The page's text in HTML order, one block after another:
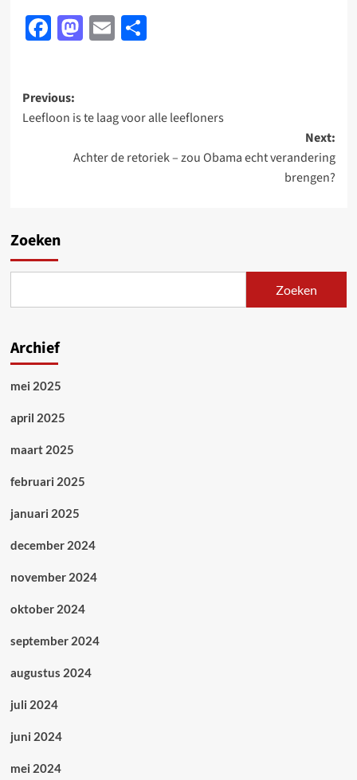
Facebook
Mastodon
EmailDelen
Post
navigation
Previous:
Leefloon is te laag voor alle leefloners
Next:
Achter de retoriek – zou Obama echt verandering
brengen?
Zoeken
Zoeken
Archief
mei 2025
april 2025
maart 2025
februari 2025
januari 2025
december 2024
november 2024
oktober 2024
september 2024
augustus 2024
juli 2024
juni 2024
mei 2024